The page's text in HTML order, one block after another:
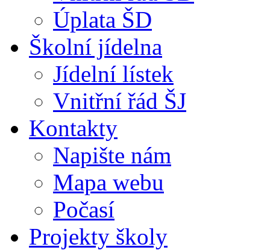
Úplata ŠD
Školní jídelna
Jídelní lístek
Vnitřní řád ŠJ
Kontakty
Napište nám
Mapa webu
Počasí
Projekty školy